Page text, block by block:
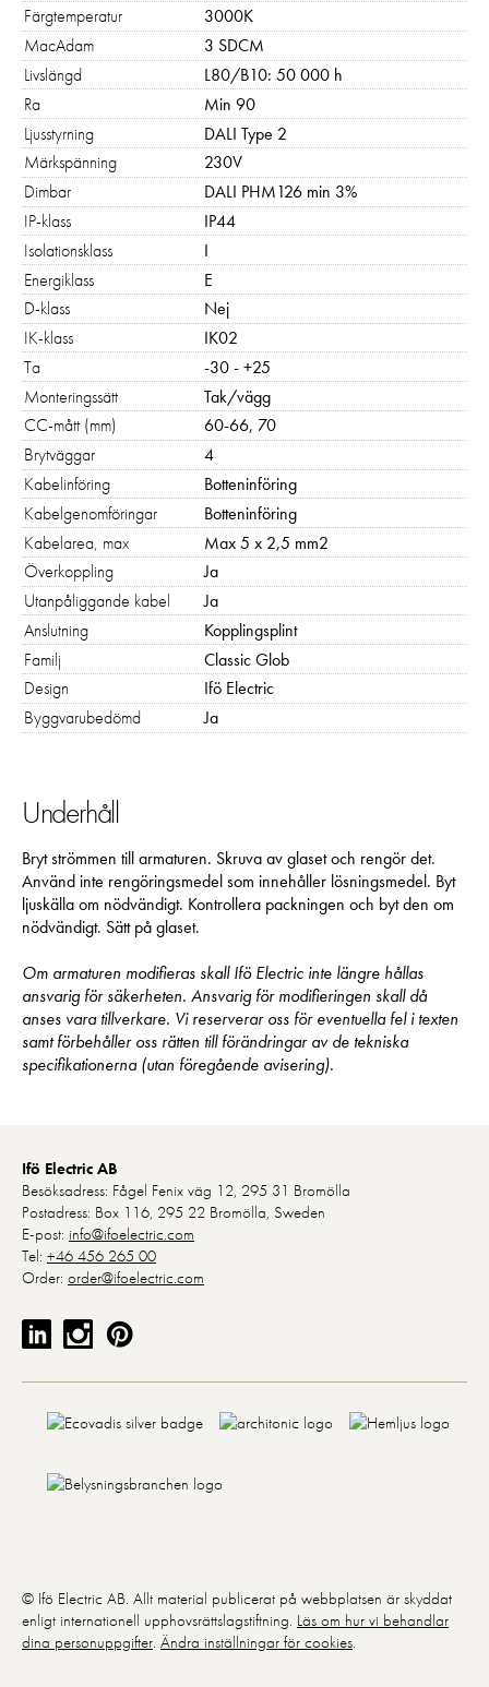
Färgtemperatur
3000K
MacAdam
3 SDCM
Livslängd
L80/B10: 50 000 h
Ra
Min 90
Ljusstyrning
DALI Type 2
Märkspänning
230V
Dimbar
DALI PHM126 min 3%
IP-klass
IP44
Isolationsklass
I
Energiklass
E
D-klass
Nej
IK-klass
IK02
Ta
-30 - +25
Monteringssätt
Tak/vägg
CC-mått (mm)
60-66, 70
Brytväggar
4
Kabelinföring
Botteninföring
Kabelgenomföringar
Botteninföring
Kabelarea, max
Max 5 x 2,5 mm2
Överkoppling
Ja
Utanpåliggande kabel
Ja
Anslutning
Kopplingsplint
Familj
Classic Glob
Design
Ifö Electric
Byggvarubedömd
Ja
Underhåll
Bryt strömmen till armaturen. Skruva av glaset och rengör det.
Använd inte rengöringsmedel som innehåller lösningsmedel. Byt
ljuskälla om nödvändigt. Kontrollera packningen och byt den om
nödvändigt. Sätt på glaset.
Om armaturen modifieras skall Ifö Electric inte längre hållas
ansvarig för säkerheten. Ansvarig för modifieringen skall då
anses vara tillverkare. Vi reserverar oss för eventuella fel i texten
samt förbehåller oss rätten till förändringar av de tekniska
specifikationerna (utan föregående avisering).
Ifö Electric AB
Besöksadress: Fågel Fenix väg 12, 295 31 Bromölla
Postadress: Box 116, 295 22 Bromölla, Sweden
E-post: info@ifoelectric.com
Tel: +46 456 265 00
Order: order@ifoelectric.com
© Ifö Electric AB. Allt material publicerat på webbplatsen är skyddat
enligt internationell upphovsrättslagstiftning. Läs om hur vi behandlar
dina personuppgifter. Ändra inställningar för cookies.
Marknadsföring
Genom att dela med
dig av dina intressen
och ditt beteende när
du surfar ökar du
chansen att få se
personligt anpassat
innehåll och
erbjudanden. Vi
använder för
närvarande inga
marknadsföringskakor.